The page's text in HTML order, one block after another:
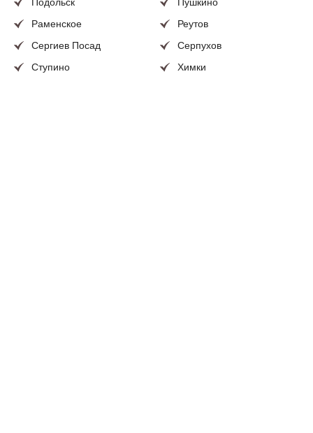
Подольск
Пушкино
Раменское
Реутов
Сергиев Посад
Серпухов
Ступино
Химки